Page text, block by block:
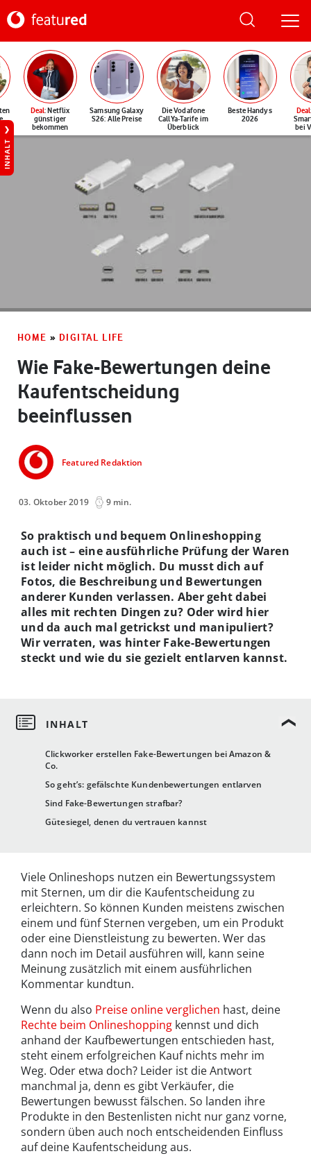
Deal: Netflix
günstiger
bekommen
Samsung Galaxy
S26: Alle Preise
Die Vodafone
CallYa-Tarife im
Überblick
Beste Handys
2026
Deal
bei
INHALT
HOME » DIGITAL LIFE
Wie Fake-Bewertungen deine
Kaufentscheidung
beeinflussen
Featured Redaktion
03. Oktober 2019 9 min.
Clickworker erstellen Fake-Bewertungen bei Amazon &
Co.
So geht’s: gefälschte Kundenbewertungen entlarven
Sind Fake-Bewertungen strafbar?
Gütesiegel, denen du vertrauen kannst
So praktisch und bequem Onlineshopping
auch ist – eine ausführliche Prüfung der Waren
ist leider nicht möglich. Du musst dich auf
Fotos, die Beschreibung und Bewertungen
anderer Kunden verlassen. Aber geht dabei
alles mit rechten Dingen zu? Oder wird hier
und da auch mal getrickst und manipuliert?
Wir verraten, was hinter Fake-Bewertungen
steckt und wie du sie gezielt entlarven kannst.
Viele Onlineshops nutzen ein Bewertungssystem
mit Sternen, um dir die Kaufentscheidung zu
erleichtern. So können Kunden meistens zwischen
einem und fünf Sternen vergeben, um ein Produkt
oder eine Dienstleistung zu bewerten. Wer das
dann noch im Detail ausführen will, kann seine
Meinung zusätzlich mit einem ausführlichen
Kommentar kundtun.
Wenn du also Preise online verglichen hast, deine
Rechte beim Onlineshopping kennst und dich
anhand der Kaufbewertungen entschieden hast,
steht einem erfolgreichen Kauf nichts mehr im
Weg. Oder etwa doch? Leider ist die Antwort
manchmal ja, denn es gibt Verkäufer, die
Bewertungen bewusst fälschen. So landen ihre
Produkte in den Bestenlisten nicht nur ganz vorne,
sondern üben auch noch entscheidenden Einfluss
auf deine Kaufentscheidung aus.